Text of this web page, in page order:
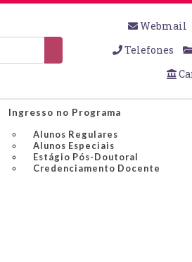
Webmail
Telefones
Ingresso no Programa
Alunos Regulares
Alunos Especiais
Estágio Pós-Doutoral
Credenciamento Docente